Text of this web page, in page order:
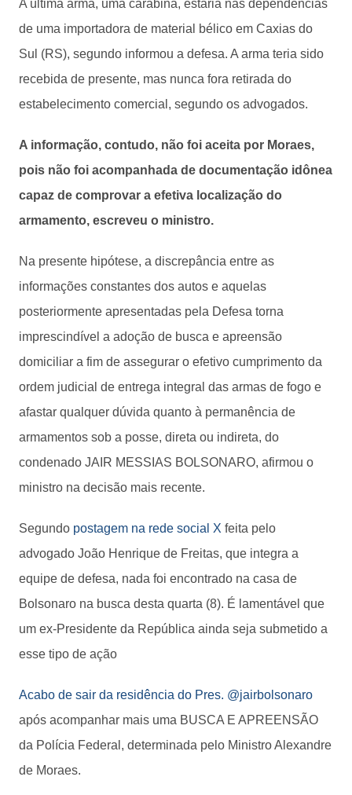
A última arma, uma carabina, estaria nas dependências
de uma importadora de material bélico em Caxias do
Sul (RS), segundo informou a defesa. A arma teria sido
recebida de presente, mas nunca fora retirada do
estabelecimento comercial, segundo os advogados.
A informação, contudo, não foi aceita por Moraes,
pois não foi acompanhada de documentação idônea
capaz de comprovar a efetiva localização do
armamento, escreveu o ministro.
Na presente hipótese, a discrepância entre as
informações constantes dos autos e aquelas
posteriormente apresentadas pela Defesa torna
imprescindível a adoção de busca e apreensão
domiciliar a fim de assegurar o efetivo cumprimento da
ordem judicial de entrega integral das armas de fogo e
afastar qualquer dúvida quanto à permanência de
armamentos sob a posse, direta ou indireta, do
condenado JAIR MESSIAS BOLSONARO, afirmou o
ministro na decisão mais recente.
Segundo postagem na rede social X feita pelo
advogado João Henrique de Freitas, que integra a
equipe de defesa, nada foi encontrado na casa de
Bolsonaro na busca desta quarta (8). É lamentável que
um ex-Presidente da República ainda seja submetido a
esse tipo de ação
Acabo de sair da residência do Pres. @jairbolsonaro
após acompanhar mais uma BUSCA E APREENSÃO
da Polícia Federal, determinada pelo Ministro Alexandre
de Moraes.